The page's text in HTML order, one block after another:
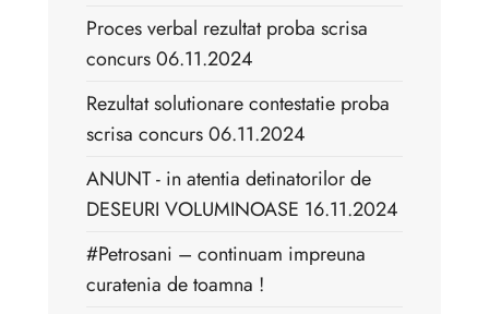
Proces verbal rezultat proba scrisa
concurs 06.11.2024
Rezultat solutionare contestatie proba
scrisa concurs 06.11.2024
ANUNT - in atentia detinatorilor de
DESEURI VOLUMINOASE 16.11.2024
#Petrosani – continuam impreuna
curatenia de toamna !